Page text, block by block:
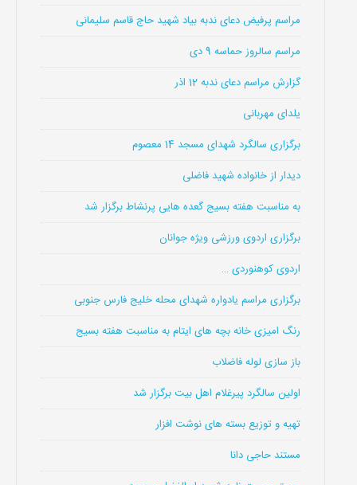
مراسم پرفیض دعای ندبه بیاد شهید حاج قاسم سلیمانی
مراسم سالروز حماسه 9 دی
گزارش مراسم دعای ندبه 12 اذر
یلدای مهربانی
برگزاری سالگرد شهدای مسجد 14 معصوم
دیدار از خانواده شهید فاضلی
به مناسبت هفته بسیج گعده هایی پرنشاط برگزار شد
برگزاری اردوی ورزشی ویژه جوانان
اردوی کوهنوردی …
برگزاری مراسم یادواره شهدای محله خلیج فارس جنوبی
رنگ امیزی خانه بچه های ایتام به مناسبت هفته بسیج
باز سازی لوله فاضلاب
اولین سالگرد پیرغلام اهل بیت برگزار شد
تهیه و توزیع بسته های نوشت افزار
مستند حاجی دانا